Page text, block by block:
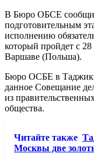
В Бюро ОБСЕ
подготовительным
исполнению
который пройдет с 28
Варшаве (Польша).
Бюро ОСБЕ в
данное Совещание
из
общества.
Читайте также
Москвы две